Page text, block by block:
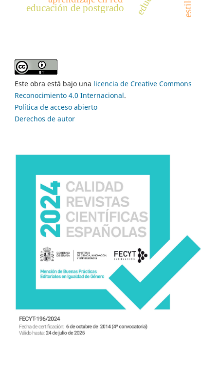
educación de postgrado
Este obra está bajo una licencia de Creative Commons
Reconocimiento 4.0 Internacional.
Política de acceso abierto
Derechos de autor